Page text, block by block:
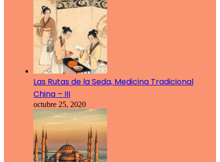
Las Rutas de la Seda, Medicina Tradicional
China – III
octubre 25, 2020